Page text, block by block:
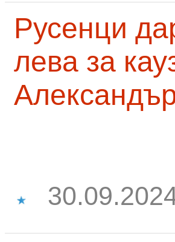
Русенци
лева за